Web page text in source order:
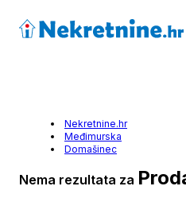
Nekretnine.hr
Međimurska
Domašinec
Nema rezultata za